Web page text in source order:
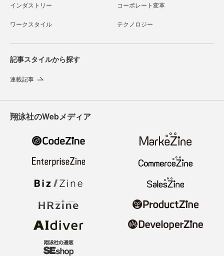
インダストリー コーポレート変革
ワークスタイル テクノロジー
記事スタイルから探す
連載記事
翔泳社のWebメディア